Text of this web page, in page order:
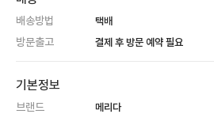
배송방법 택배
방문출고 결제 후 방문 예약 필요
기본정보
브랜드 메리다